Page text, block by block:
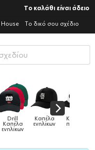
Το καλάθι είναι άδειο
Το δικό σου σχέδιο
Drill
Καπέλα
ενηλίκων
Καπέλα
ενηλίκων
Καπέλα
παιδικά